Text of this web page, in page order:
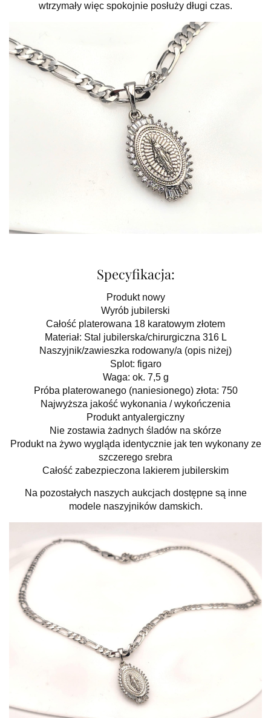
wtrzymały więc spokojnie posłuży długi czas.
Specyfikacja:
Produkt nowy
Wyrób jubilerski
Całość platerowana 18 karatowym złotem
Materiał: Stal jubilerska/chirurgiczna 316 L
Naszyjnik/zawieszka rodowany/a (opis niżej)
Splot: figaro
Waga: ok. 7,5 g
Próba platerowanego (naniesionego) złota: 750
Najwyższa jakość wykonania / wykończenia
Produkt antyalergiczny
Nie zostawia żadnych śladów na skórze
Produkt na żywo wygląda identycznie jak ten wykonany ze
szczerego srebra
Całość zabezpieczona lakierem jubilerskim
Na pozostałych naszych aukcjach dostępne są inne
modele naszyjników damskich.